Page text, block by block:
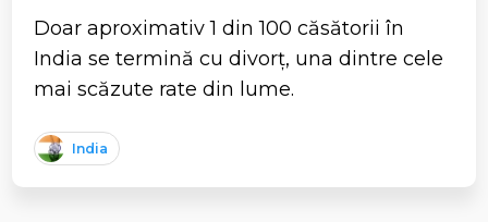
Doar aproximativ 1 din 100 căsătorii în
India se termină cu divorț, una dintre cele
mai scăzute rate din lume.
India